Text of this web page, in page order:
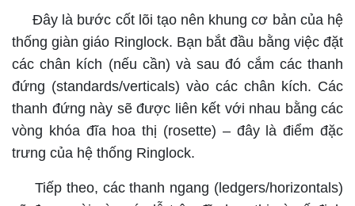
Đây là bước cốt lõi tạo nên khung cơ bản của hệ
thống giàn giáo Ringlock. Bạn bắt đầu bằng việc đặt
các chân kích (nếu cần) và sau đó cắm các thanh
đứng (standards/verticals) vào các chân kích. Các
thanh đứng này sẽ được liên kết với nhau bằng các
vòng khóa đĩa hoa thị (rosette) – đây là điểm đặc
trưng của hệ thống Ringlock.
Tiếp theo, các thanh ngang (ledgers/horizontals)